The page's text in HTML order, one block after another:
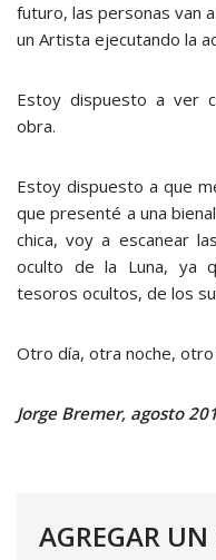
futuro, las personas van
un Artista ejecutando la
Estoy dispuesto a ver
obra.
Estoy dispuesto a que
que presenté a una
chica, voy a escanear
oculto de la Luna, ya
tesoros ocultos, de los
Otro día, otra noche,
Jorge Bremer, agosto
AGREGAR